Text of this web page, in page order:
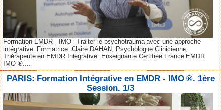
Formation EMDR - IMO : Traiter le psychotrauma avec une approche
intégrative. Formatrice: Claire DAHAN, Psychologue Clinicienne,
Thérapeute en EMDR Intégrative. Enseignante Certifiée France EMDR
IMO ®....
PARIS: Formation Intégrative en EMDR - IMO ®. 1ère
Session. 1/3